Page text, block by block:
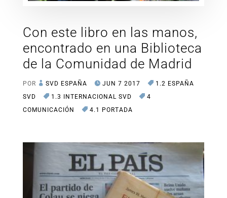
Con este libro en las manos,
encontrado en una Biblioteca
de la Comunidad de Madrid
POR SVD ESPAÑA JUN 7 2017
1.2 ESPAÑA
SVD
1.3 INTERNACIONAL SVD
4
COMUNICACIÓN
4.1 PORTADA